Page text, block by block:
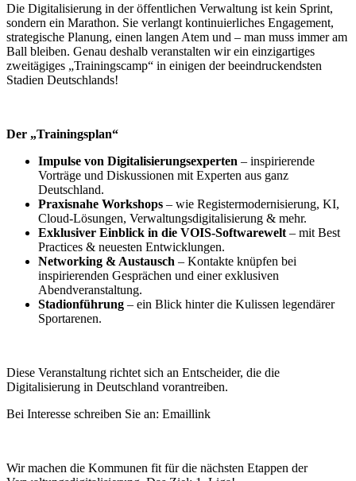
Die Digitalisierung in der öffentlichen Verwaltung ist kein Sprint,
sondern ein Marathon. Sie verlangt kontinuierliches Engagement,
strategische Planung, einen langen Atem und – man muss immer am
Ball bleiben. Genau deshalb veranstalten wir ein einzigartiges
zweitägiges „Trainingscamp“ in einigen der beeindruckendsten
Stadien Deutschlands!
Der „Trainingsplan“
Impulse von Digitalisierungsexperten – inspirierende
Vorträge und Diskussionen mit Experten aus ganz
Deutschland.
Praxisnahe Workshops – wie Registermodernisierung, KI,
Cloud-Lösungen, Verwaltungsdigitalisierung & mehr.
Exklusiver Einblick in die VOIS-Softwarewelt – mit Best
Practices & neuesten Entwicklungen.
Networking & Austausch – Kontakte knüpfen bei
inspirierenden Gesprächen und einer exklusiven
Abendveranstaltung.
Stadionführung – ein Blick hinter die Kulissen legendärer
Sportarenen.
Diese Veranstaltung richtet sich an Entscheider, die die
Digitalisierung in Deutschland vorantreiben.
Bei Interesse schreiben Sie an: Emaillink
Wir machen die Kommunen fit für die nächsten Etappen der